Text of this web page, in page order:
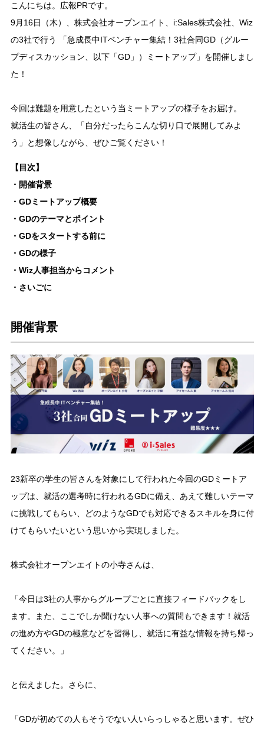
こんにちは。広報PRです。
9月16日（木）、株式会社オープンエイト、i:Sales株式会社、Wiz
の3社で行う 「急成長中ITベンチャー集結！3社合同GD（グルー
プディスカッション、以下「GD」）ミートアップ」を開催しまし
た！
今回は難題を用意したという当ミートアップの様子をお届け。
就活生の皆さん、「自分だったらこんな切り口で展開してみよ
う」と想像しながら、ぜひご覧ください！
【目次】
・開催背景
・GDミートアップ概要
・GDのテーマとポイント
・GDをスタートする前に
・GDの様子
・Wiz人事担当からコメント
・さいごに
開催背景
23新卒の学生の皆さんを対象にして行われた今回のGDミートア
ップは、就活の選考時に行われるGDに備え、あえて難しいテーマ
に挑戦してもらい、どのようなGDでも対応できるスキルを身に付
けてもらいたいという思いから実現しました。
株式会社オープンエイトの小寺さんは、
「今日は3社の人事からグループごとに直接フィードバックをし
ます。また、ここでしか聞けない人事への質問もできます！就活
の進め方やGDの極意などを習得し、就活に有益な情報を持ち帰っ
てください。」
と伝えました。さらに、
「GDが初めての人もそうでない人いらっしゃると思います。ぜひ